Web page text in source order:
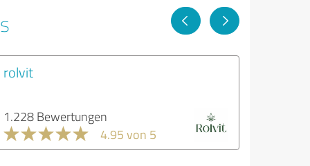
rolvit
1.228 Bewertungen
4.95 von 5